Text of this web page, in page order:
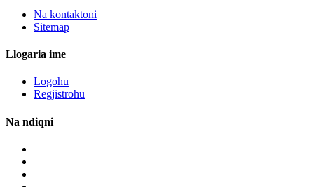
Na kontaktoni
Sitemap
Llogaria ime
Logohu
Regjistrohu
Na ndiqni